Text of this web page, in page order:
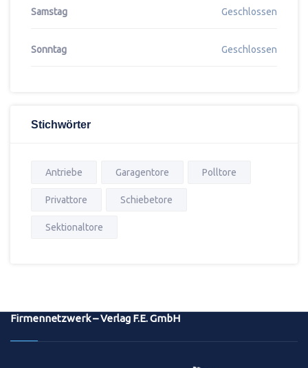
Samstag Geschlossen
Sonntag Geschlossen
Stichwörter
Antriebe Garagentore Polltore
Privattore Schiebetore
Sektionaltore
Firmennetzwerk – Verlag F.E. GmbH